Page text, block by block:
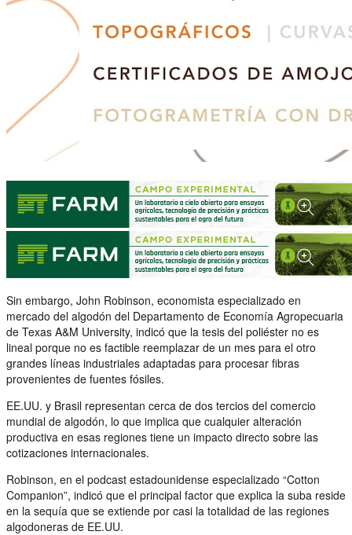
Sin embargo, John Robinson, economista especializado en
mercado del algodón del Departamento de Economía Agropecuaria
de Texas A&M University, indicó que la tesis del poliéster no es
lineal porque no es factible reemplazar de un mes para el otro
grandes líneas industriales adaptadas para procesar fibras
provenientes de fuentes fósiles.
EE.UU. y Brasil representan cerca de dos tercios del comercio
mundial de algodón, lo que implica que cualquier alteración
productiva en esas regiones tiene un impacto directo sobre las
cotizaciones internacionales.
Robinson, en el podcast estadounidense especializado “Cotton
Companion”, indicó que el principal factor que explica la suba reside
en la sequía que se extiende por casi la totalidad de las regiones
algodoneras de EE.UU.